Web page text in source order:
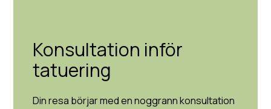
Konsultation inför
tatuering
Din resa börjar med en noggrann konsultation